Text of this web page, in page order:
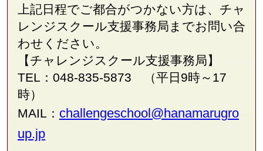
上記日程でご都合がつかない方は、チャ
レンジスクール支援事務局 までお問い合
わせください。
【チャレンジスクール支援事務局】
TEL：048-835-5873 （平日9時～17
時）
MAIL： challengeschool@hanamarugro
up.jp